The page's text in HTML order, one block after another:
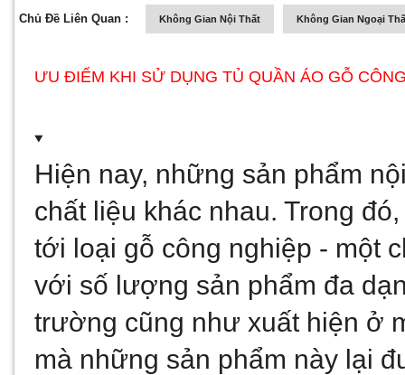
Chủ Đề Liên Quan : Không Gian Nội Thất Không Gian Ngoại
ƯU ĐIỂM KHI SỬ DỤNG TỦ QUẦN ÁO GỖ
Hiện nay, những sản phẩm
chất liệu khác nhau. Trong
tới loại gỗ công nghiệp - một
với số lượng sản phẩm đa
trường cũng như xuất hiện ở
mà những sản phẩm này lại